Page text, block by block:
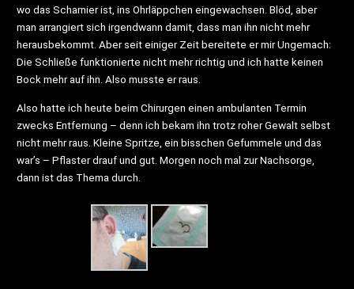
wo das Scharnier ist, ins Ohrläppchen eingewachsen. Blöd, aber
man arrangiert sich irgendwann damit, dass man ihn nicht mehr
herausbekommt. Aber seit einiger Zeit bereitete er mir Ungemach:
Die Schließe funktionierte nicht mehr richtig und ich hatte keinen
Bock mehr auf ihn. Also musste er raus.
Also hatte ich heute beim Chirurgen einen ambulanten Termin
zwecks Entfernung – denn ich bekam ihn trotz roher Gewalt selbst
nicht mehr raus. Kleine Spritze, ein bisschen Gefummele und das
war’s – Pflaster drauf und gut. Morgen noch mal zur Nachsorge,
dann ist das Thema durch.